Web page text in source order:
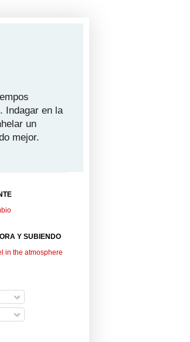
Indagar en la
un
mejor.
Y SUBIENDO